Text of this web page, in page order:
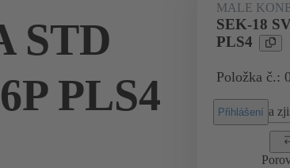
STD
PLS4
MALE
SEK-18
PLS4
Položka č.:
Přihlášení a